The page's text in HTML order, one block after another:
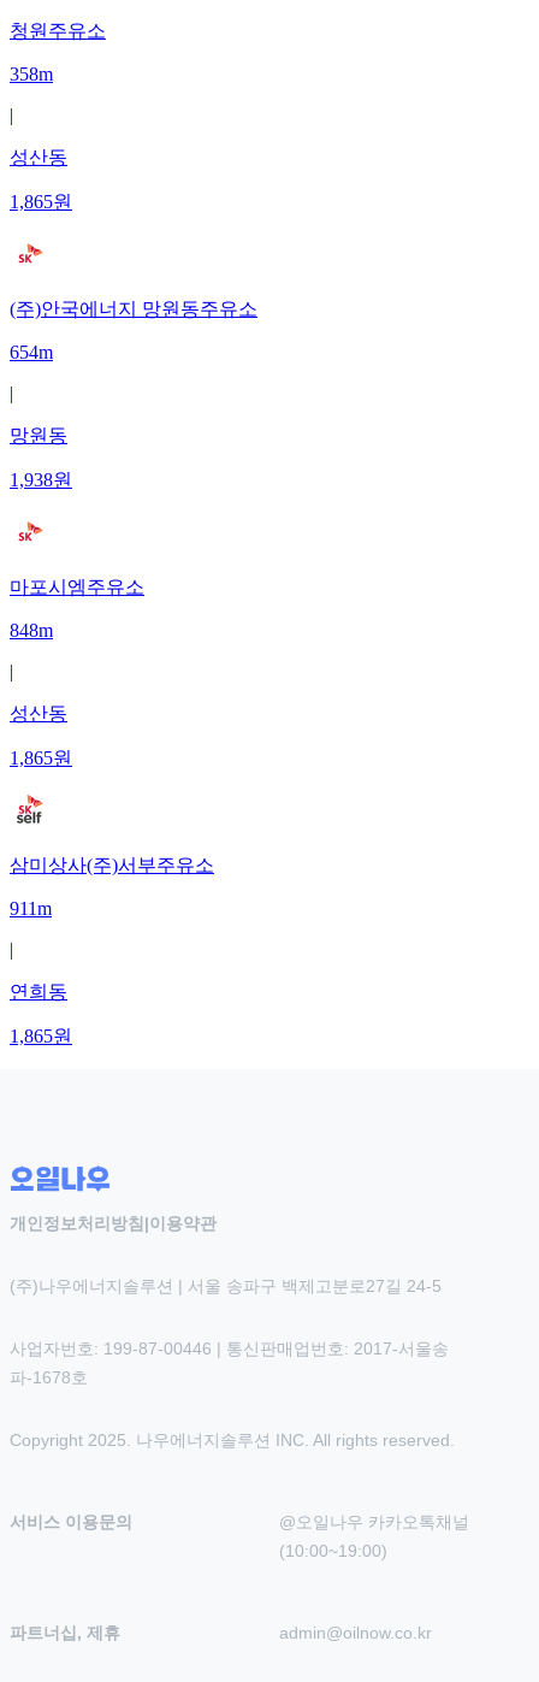
청원주유소
358m
|
성산동
1,865원
(주)안국에너지 망원동주유소
654m
|
망원동
1,938원
마포시엠주유소
848m
|
성산동
1,865원
삼미상사(주)서부주유소
911m
|
연희동
1,865원
개인정보처리방침 |이용약관
(주)나우에너지솔루션 | 서울 송파구 백제고분로27길 24-5
사업자번호: 199-87-00446 | 통신판매업번호: 2017-서울송
파-1678호
Copyright 2025. 나우에너지솔루션 INC. All rights reserved.
서비스 이용문의
@오일나우 카카오톡채널
(10:00~19:00)
파트너십, 제휴 admin@oilnow.co.kr